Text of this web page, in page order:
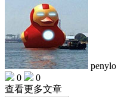
penylo
0
0
查看更多文章